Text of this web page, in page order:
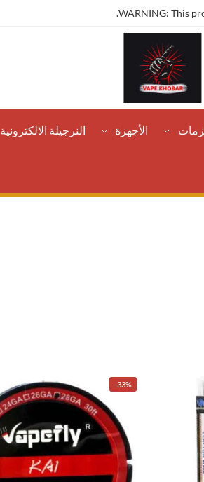
WARNING: This
الأجهزة النرجيلة الالكترونية
-33%